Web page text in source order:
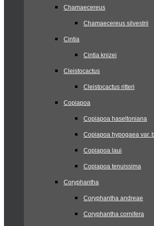
Chamaecereus
Chamaecereus silvestrii
Cintia
Cintia knizei
Cleistocactus
Cleistocactus ritteri
Copiapoa
Copiapoa haseltoniana
Copiapoa hypogaea var.
Copiapoa laui
Copiapoa tenuissima
Coryphantha
Coryphantha andreae
Coryphantha cornifera